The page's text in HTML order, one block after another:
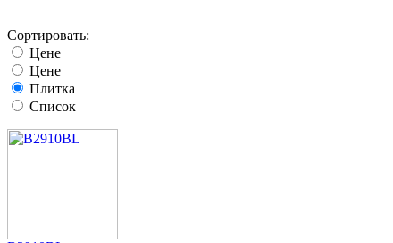
Сортировать:
Цене
Цене
Плитка
Список